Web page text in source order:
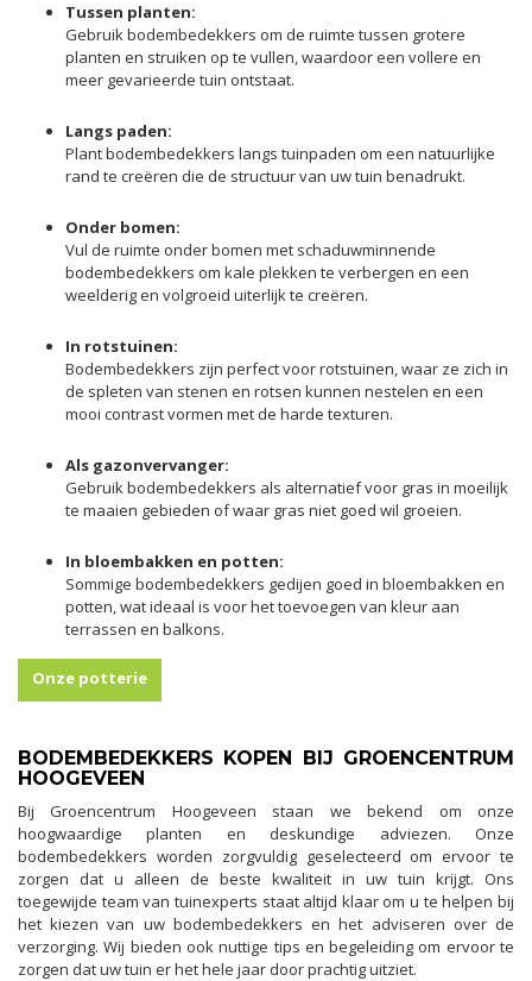
Tussen planten:
Gebruik bodembedekkers om de ruimte tussen grotere
planten en struiken op te vullen, waardoor een vollere en
meer gevarieerde tuin ontstaat.
Langs paden:
Plant bodembedekkers langs tuinpaden om een natuurlijke
rand te creëren die de structuur van uw tuin benadrukt.
Onder bomen:
Vul de ruimte onder bomen met schaduwminnende
bodembedekkers om kale plekken te verbergen en een
weelderig en volgroeid uiterlijk te creëren.
In rotstuinen:
Bodembedekkers zijn perfect voor rotstuinen, waar ze zich in
de spleten van stenen en rotsen kunnen nestelen en een
mooi contrast vormen met de harde texturen.
Als gazonvervanger:
Gebruik bodembedekkers als alternatief voor gras in moeilijk
te maaien gebieden of waar gras niet goed wil groeien.
In bloembakken en potten:
Sommige bodembedekkers gedijen goed in bloembakken en
potten, wat ideaal is voor het toevoegen van kleur aan
terrassen en balkons.
Onze potterie
BODEMBEDEKKERS KOPEN BIJ GROENCENTRUM
HOOGEVEEN
Bij Groencentrum Hoogeveen staan we bekend om onze
hoogwaardige planten en deskundige adviezen. Onze
bodembedekkers worden zorgvuldig geselecteerd om ervoor te
zorgen dat u alleen de beste kwaliteit in uw tuin krijgt. Ons
toegewijde team van tuinexperts staat altijd klaar om u te helpen bij
het kiezen van uw bodembedekkers en het adviseren over de
verzorging. Wij bieden ook nuttige tips en begeleiding om ervoor te
zorgen dat uw tuin er het hele jaar door prachtig uitziet.